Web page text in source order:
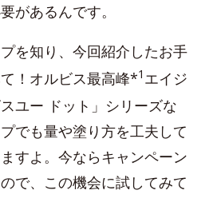
があるんです。
を知り、今回紹介したお手
！オルビス最高峰*1 エイジ
スユー ドット」シリーズな
でも量や塗り方を工夫して
すよ。今ならキャンペーン
で、この機会に試してみて